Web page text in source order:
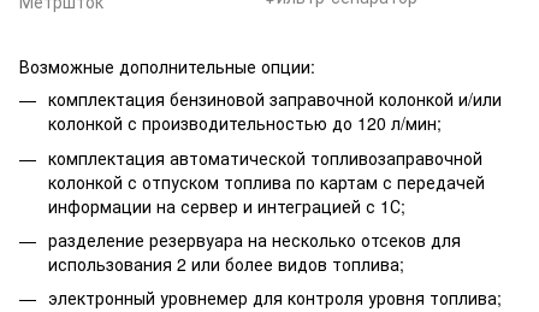
Возможные дополнительные опции:
комплектация бензиновой заправочной колонкой и/или
колонкой с производительностью до 120 л/мин;
комплектация автоматической топливозаправочной
колонкой с отпуском топлива по картам с передачей
информации на сервер и интеграцией с 1С;
разделение резервуара на несколько отсеков для
использования 2 или более видов топлива;
электронный уровнемер для контроля уровня топлива;